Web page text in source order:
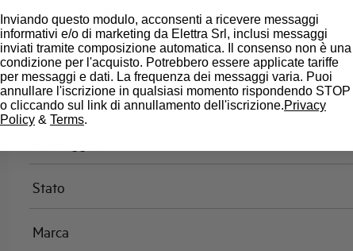
Temperatura di riferimento (°C)
Classe di limitazione
Stato
Marca
Inviando questo modulo, acconsenti a ricevere messaggi
informativi e/o di marketing da Elettra Srl, inclusi messaggi
inviati tramite composizione automatica. Il consenso non è una
condizione per l'acquisto. Potrebbero essere applicate tariffe
per messaggi e dati. La frequenza dei messaggi varia. Puoi
annullare l'iscrizione in qualsiasi momento rispondendo STOP
o cliccando sul link di annullamento dell'iscrizione.Privacy
Policy & Terms.